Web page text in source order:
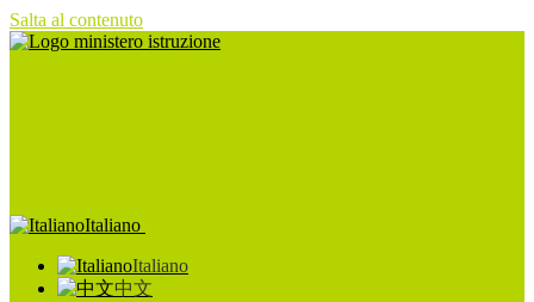
Salta al contenuto
Italiano
Italiano
中文